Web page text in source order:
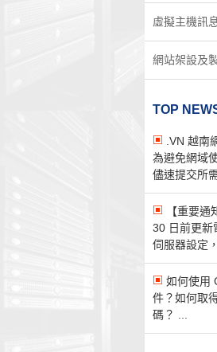
虛擬主機訊
網站架設及
TOP
.VN 越南
為避免網域
儘速提交所
【重要通
30 日前更新
伺服器設定
如何使用
件？如何取
碼？ ...